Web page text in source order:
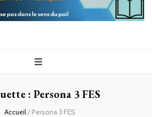
le
blog
: Persona 3 FES
Accueil/ Persona 3 FES